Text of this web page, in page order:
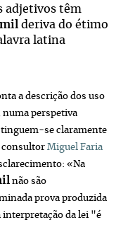
adjetivos têm
deriva do étimo
latina
a descrição dos uso
numa perspetiva
se claramente
consultor Miguel Faria
«Na
não são
prova produzida
da lei "é